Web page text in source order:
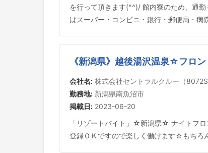
を行って頂きます(^^)/ 館内寮のため、通
はスーパー・コンビニ・銀行・郵便局・
《新潟県》越後湯沢温泉☆フロ
会社名: 株式会社セントラルクルー（
勤務地: 新潟県南魚沼市
掲載日: 2023-06-20
「リゾートバイト」☆新潟県☆ ナイトフ
登録ＯＫですので楽しく働けます☆もちろ